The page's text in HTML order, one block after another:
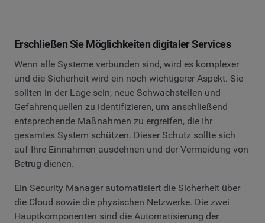
Erschließen Sie Möglichkeiten digitaler Services
Wenn alle Systeme verbunden sind, wird es komplexer
und die Sicherheit wird ein noch wichtigerer Aspekt. Sie
sollten in der Lage sein, neue Schwachstellen und
Gefahrenquellen zu identifizieren, um anschließend
entsprechende Maßnahmen zu ergreifen, die Ihr
gesamtes System schützen. Dieser Schutz sollte sich
auf Ihre Einnahmen ausdehnen und der Vermeidung von
Betrug dienen.
Ein Security Manager automatisiert die Sicherheit über
die Cloud sowie die physischen Netzwerke. Die zwei
Hauptkomponenten sind die Automatisierung der